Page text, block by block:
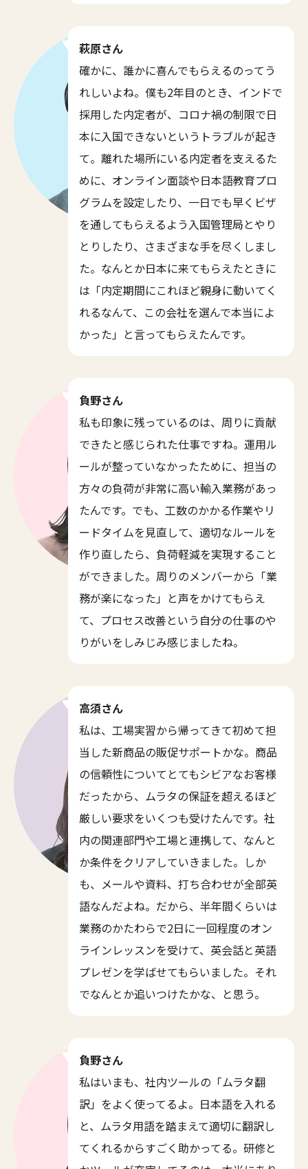
萩原さん
確かに、誰かに喜んでもらえるのってう
れしいよね。僕も2年目のとき、インドで
採用した内定者が、コロナ禍の制限で日
本に入国できないというトラブルが起き
て。離れた場所にいる内定者を支えるた
めに、オンライン面談や日本語教育プロ
グラムを設定したり、一日でも早くビザ
を通してもらえるよう入国管理局とやり
とりしたり、さまざまな手を尽くしまし
た。なんとか日本に来てもらえたときに
は「内定期間にこれほど親身に動いてく
れるなんて、この会社を選んで本当によ
かった」と言ってもらえたんです。
負野さん
私も印象に残っているのは、周りに貢献
できたと感じられた仕事ですね。運用ル
ールが整っていなかったために、担当の
方々の負荷が非常に高い輸入業務があっ
たんです。でも、工数のかかる作業やリ
ードタイムを見直して、適切なルールを
作り直したら、負荷軽減を実現すること
ができました。周りのメンバーから「業
務が楽になった」と声をかけてもらえ
て、プロセス改善という自分の仕事のや
りがいをしみじみ感じましたね。
高須さん
私は、工場実習から帰ってきて初めて担
当した新商品の販促サポートかな。商品
の信頼性についてとてもシビアなお客様
だったから、ムラタの保証を超えるほど
厳しい要求をいくつも受けたんです。社
内の関連部門や工場と連携して、なんと
か条件をクリアしていきました。しか
も、メールや資料、打ち合わせが全部英
語なんだよね。だから、半年間くらいは
業務のかたわらで2日に一回程度のオン
ラインレッスンを受けて、英会話と英語
プレゼンを学ばせてもらいました。それ
でなんとか追いつけたかな、と思う。
負野さん
私はいまも、社内ツールの「ムラタ翻
訳」をよく使ってるよ。日本語を入れる
と、ムラタ用語を踏まえて適切に翻訳し
てくれるからすごく助かってる。研修と